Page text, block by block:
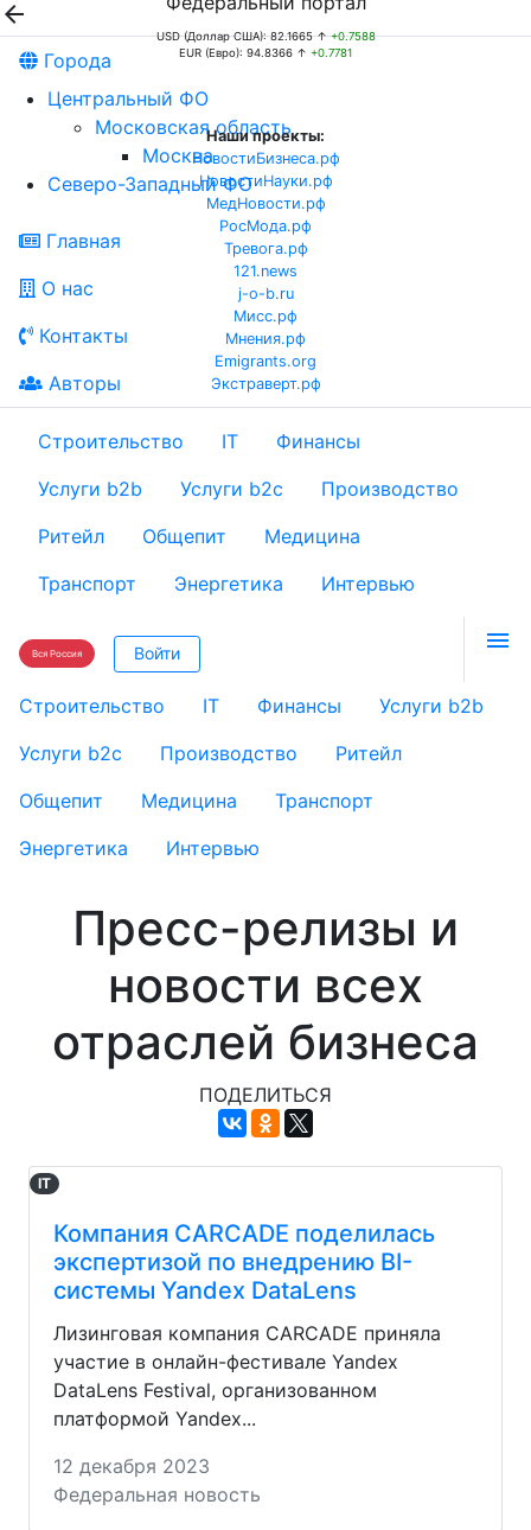
USD (Доллар США): 82.1665 ↑+0.7588
EUR (Евро): 94.8366 ↑ +0.7781

Города
Центральный ФО
Московская область
Москва
Северо-Западный ФО
Главная
О нас
Контакты
Авторы
Наши проекты:
НовостиБизнеса.рф
НовостиНауки.рф
МедНовости.рф
РосМода.рф
Тревога.рф
121.news
j-o-b.ru
Мисс.рф
Мнения.рф
Emigrants.org
Экстраверт.рф
Строительство IT
Финансы
Услуги b2b
Услуги b2c
Производство
Ритейл
Общепит
Медицина
Транспорт
Энергетика Интервью
Вся Россия Войти 
Строительство IT Финансы
Услуги b2b
Услуги b2c
Производство
Ритейл
Общепит
Медицина
Транспорт
Энергетика
Интервью
Пресс-релизы и
новости всех
отраслей бизнеса
ПОДЕЛИТЬСЯ
IT
Компания CARCADE поделилась
экспертизой по внедрению BI-
системы Yandex DataLens
Лизинговая компания CARCADE приняла
участие в онлайн-фестивале Yandex
DataLens Festival, организованном
платформой Yandex...
12 декабря 2023
Федеральная новость